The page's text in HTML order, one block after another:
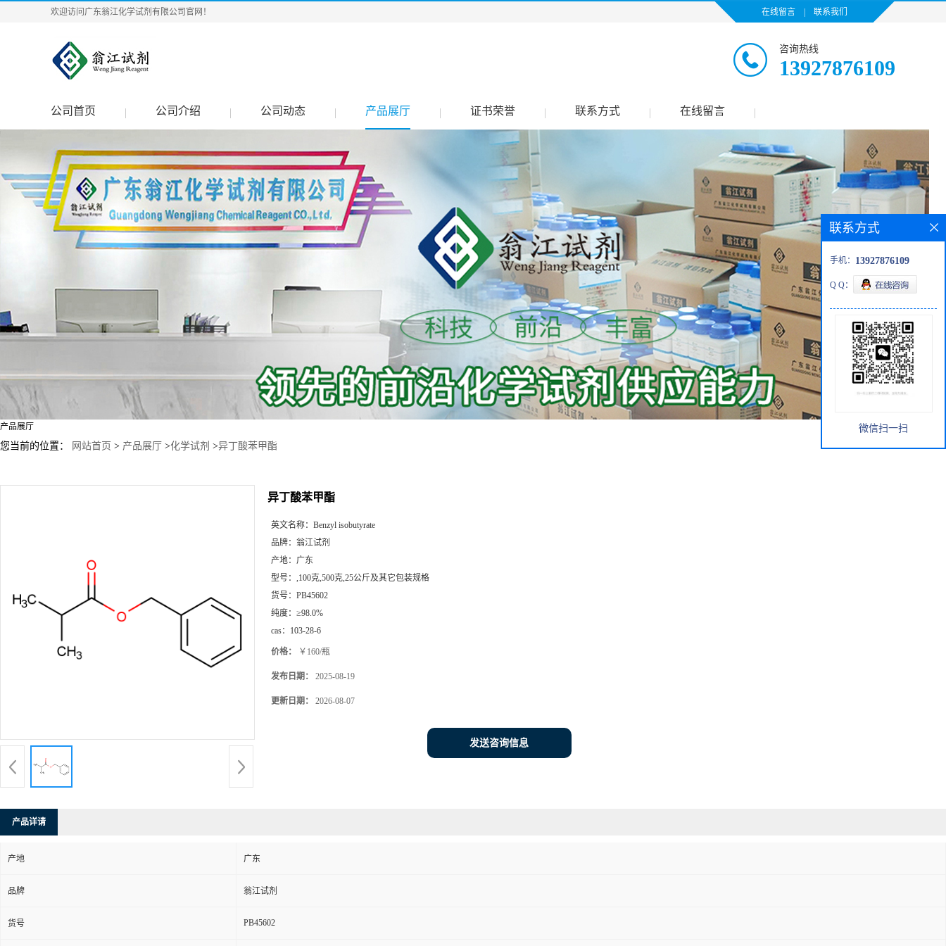
欢迎访问广东翁江化学试剂有限公司官网！ 在线留言 联系我们
咨询热线
13927876109
公司首页 公司介绍 公司动态 产品展厅 证书荣誉 联系方式 在线留言
产品展厅
您当前的位置： 网站首页 > 产品展厅 >化学试剂 >异丁酸苯甲酯
异丁酸苯甲酯
英文名称： Benzyl isobutyrate
品牌： 翁江试剂
产地： 广东
型号： ,100克,500克,25公斤及其它包装规格
货号： PB45602
纯度： ≥98.0%
cas： 103-28-6
价格： ￥160/瓶
发布日期： 2025-08-19
更新日期： 2026-08-07
发送咨询信息
产品详请
产地 广东
品牌 翁江试剂
货号 PB45602
联系方式
手机： 13927876109
Q Q：
微信扫一扫